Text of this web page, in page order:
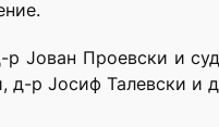
р Јован Проевски и
р Јосиф Талевски и